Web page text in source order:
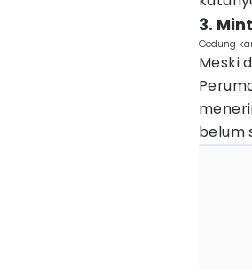
3.
Gedung
Meski
belum